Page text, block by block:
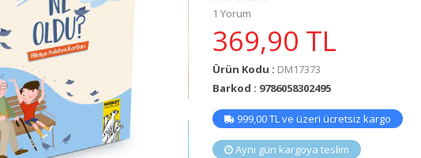
1 Yorum
369,90 TL
Ürün Kodu : DM17373
Barkod : 9786058302495
999,00 TL ve üzeri ücretsiz kargo
Aynı gün kargoya teslim